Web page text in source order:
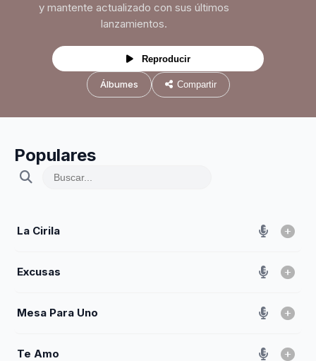
y mantente actualizado con sus últimos
lanzamientos.
Reproducir
Álbumes Compartir
Populares
La Cirila
Excusas
Mesa Para Uno
Te Amo